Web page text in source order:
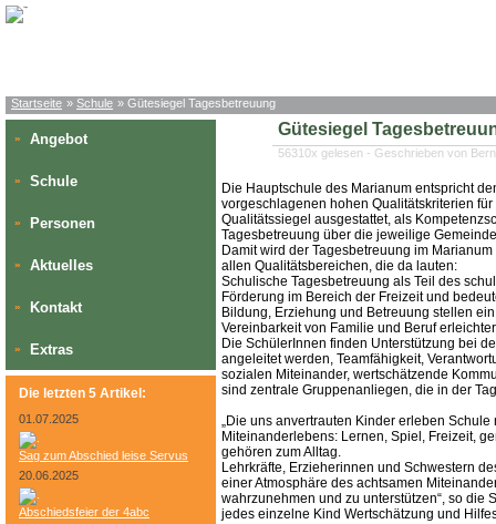
Startseite » Schule » Gütesiegel Tagesbetreuung
» Angebot
» Schule
» Personen
» Aktuelles
» Kontakt
» Extras
Die letzten 5 Artikel:
01.07.2025
Sag zum Abschied leise Servus
20.06.2025
Abschiedsfeier der 4abc
Gütesiegel
56310x gelesen - Geschrieben von
Die Hauptschule des Marianum entspricht
vorgeschlagenen hohen Qualitätskriterien
Qualitätssiegel ausgestattet, als
Tagesbetreuung über die jeweilige
Damit wird der Tagesbetreuung im
allen Qualitätsbereichen, die da lauten:
Schulische Tagesbetreuung als Teil des
Förderung im Bereich der Freizeit und
Bildung, Erziehung und Betreuung stellen
Vereinbarkeit von Familie und Beruf
Die SchülerInnen finden Unterstützung bei
angeleitet werden, Teamfähigkeit,
sozialen Miteinander, wertschätzende
sind zentrale Gruppenanliegen, die in der
„Die uns anvertrauten Kinder erleben
Miteinanderlebens: Lernen, Spiel, Freizeit,
gehören zum Alltag.
Lehrkräfte, Erzieherinnen und Schwestern
einer Atmosphäre des achtsamen
wahrzunehmen und zu unterstützen“, so die
jedes einzelne Kind Wertschätzung und